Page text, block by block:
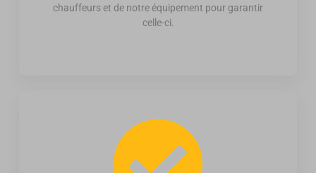
chauffeurs et de notre équipement pour garantir
celle-ci.